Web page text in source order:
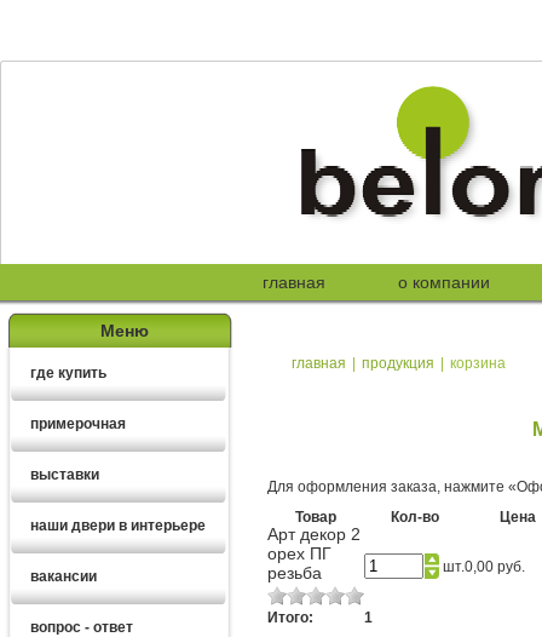
главная о компании
Меню
где купить
примерочная
выставки
наши двери в интерьере
вакансии
вопрос - ответ
главная | продукция | корзина
Для оформления заказа, нажмите
Товар
Кол-во Цена
Арт декор 2
орех ПГ
резьба
шт.0,00 руб.
Итого: 1